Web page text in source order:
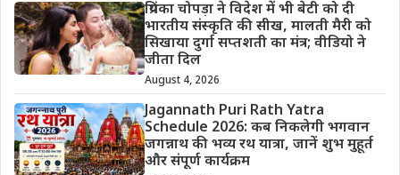
प्रियंका चोपड़ा ने विदेश में भी बेटी को दी
भारतीय संस्कृति की सीख, मालती मैरी को
सिखाया दुर्गा सप्तशती का मंत्र; वीडियो ने
जीता दिल
August 4, 2026
Jagannath Puri Rath Yatra
Schedule 2026: कब निकलेगी भगवान
जगन्नाथ की भव्य रथ यात्रा, जानें शुभ मुहूर्त
और संपूर्ण कार्यक्रम